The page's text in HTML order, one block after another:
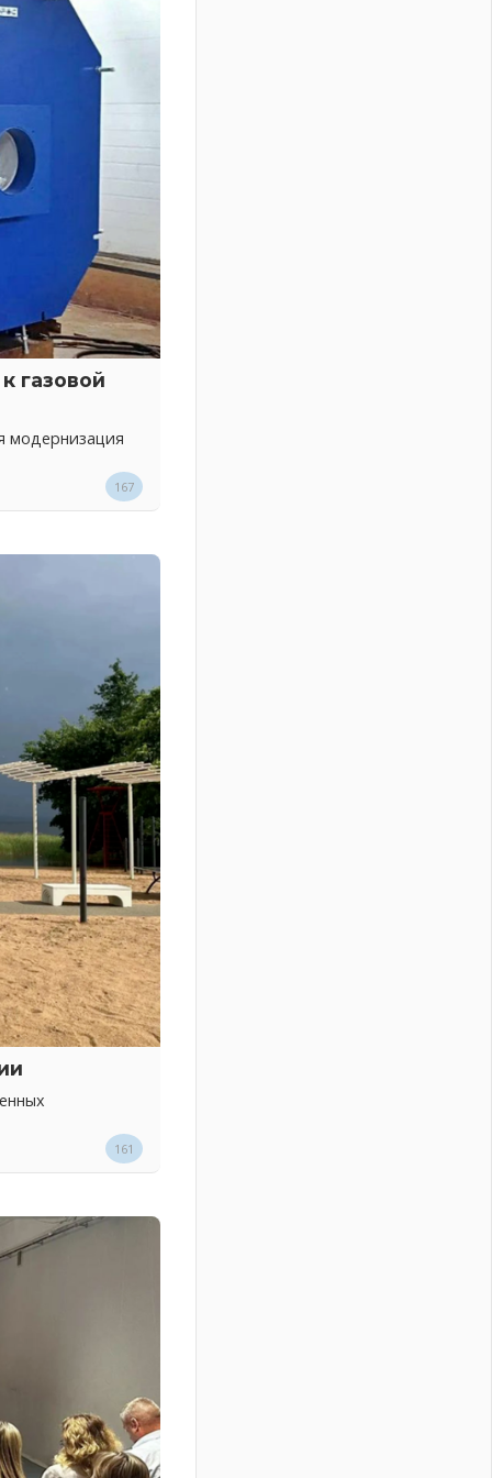
газовой
модернизация
167
161